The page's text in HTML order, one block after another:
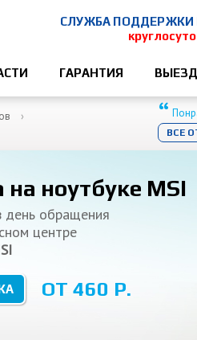
СЛУЖБА ПОДДЕРЖКИ
ГАРАНТИЯ
“ВСЕ
на ноутбуке MSI
день обращения
центре
ОТ 460 Р.